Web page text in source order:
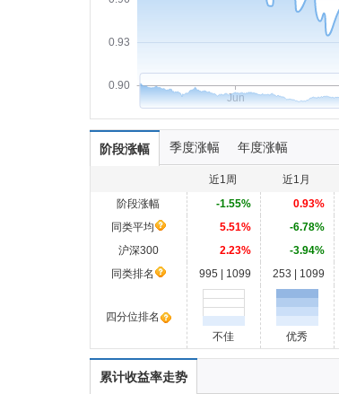
0.90
0.93
Jun
阶段涨幅 季度涨幅 年度涨幅
近1周 近1月
阶段涨幅
-1.55% 0.93%
同类平均
5.51% -6.78%
沪深300
2.23% -3.94%
同类排名
995 | 1099 253 | 1099
四分位排名
不佳
优秀
累计收益率走势